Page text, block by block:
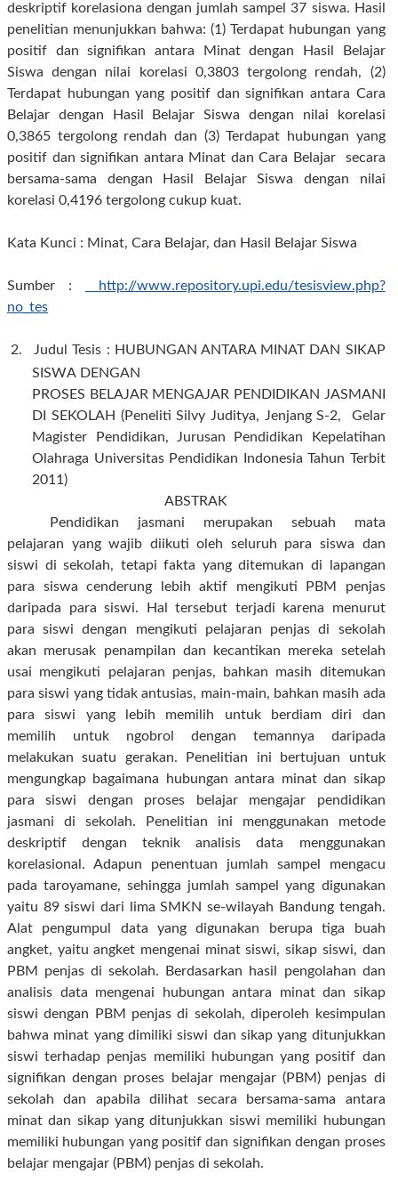
deskriptif korelasiona dengan jumlah sampel 37 siswa. Hasil
penelitian menunjukkan bahwa: (1) Terdapat hubungan yang
positif dan signifikan antara Minat dengan Hasil Belajar
Siswa dengan nilai korelasi 0,3803 tergolong rendah, (2)
Terdapat hubungan yang positif dan signifikan antara Cara
Belajar dengan Hasil Belajar Siswa dengan nilai korelasi
0,3865 tergolong rendah dan (3) Terdapat hubungan yang
positif dan signifikan antara Minat dan Cara Belajar secara
bersama-sama dengan Hasil Belajar Siswa dengan nilai
korelasi 0,4196 tergolong cukup kuat.
Kata Kunci : Minat, Cara Belajar, dan Hasil Belajar Siswa
Sumber :
http://www.repository.upi.edu/tesisview.php?
no_tes
2. JudulTesis : HUBUNGAN ANTARA MINAT DAN SIKAP
SISWA DENGAN
PROSES BELAJAR MENGAJAR PENDIDIKAN JASMANI
DI SEKOLAH (PenelitiSilvy Juditya, JenjangS-2,
Gelar
Magister Pendidikan, Jurusan
Pendidikan Kepelatihan
Olahraga Universitas Pendidikan Indonesia Tahun Terbit
2011)
ABSTRAK
Pendidikan jasmani merupakan sebuah mata
pelajaran yang wajib diikuti oleh seluruh para siswa dan
siswi di sekolah, tetapi fakta yang ditemukan di lapangan
para siswa cenderung lebih aktif mengikuti PBM penjas
daripada para siswi. Hal tersebut terjadi karena menurut
para siswi dengan mengikuti pelajaran penjas di sekolah
akan merusak penampilan dan kecantikan mereka setelah
usai mengikuti pelajaran penjas, bahkan masih ditemukan
para siswi yang tidak antusias, main-main, bahkan masih ada
para siswi yang lebih memilih untuk berdiam diri dan
memilih untuk ngobrol dengan temannya daripada
melakukan suatu gerakan. Penelitian ini bertujuan untuk
mengungkap bagaimana hubungan antara minat dan sikap
para siswi dengan proses belajar mengajar pendidikan
jasmani di sekolah. Penelitian ini menggunakan metode
deskriptif denganteknik analisis data menggunakan
korelasional. Adapun penentuan jumlah sampel mengacu
pada taroyamane, sehingga jumlah sampel yang digunakan
yaitu 89 siswi dari lima SMKN se-wilayah Bandung tengah.
Alat pengumpul data yang digunakan berupa tiga buah
angket, yaitu angket mengenai minat siswi, sikap siswi, dan
PBM penjas di sekolah.
Berdasarkan hasil pengolahan dan
analisis data mengenai hubungan antara minat dan sikap
siswi dengan PBM penjas di sekolah, diperoleh kesimpulan
bahwa minat yang dimiliki siswi dan sikap yang ditunjukkan
siswi terhadap penjas memiliki hubungan yang positif dan
signifikan dengan proses belajar mengajar (PBM) penjas di
sekolah dan apabila dilihat secara bersama-sama antara
minat dan sikap yang ditunjukkan siswi memiliki hubungan
memiliki hubungan yang positif dan signifikan dengan proses
belajar mengajar (PBM) penjas di sekolah.